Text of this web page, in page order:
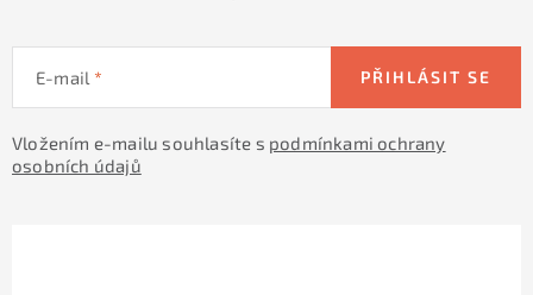
E-mail
Vložením e-mailu souhlasíte s podmínkami ochrany
osobních údajů
PŘIHLÁSIT SE